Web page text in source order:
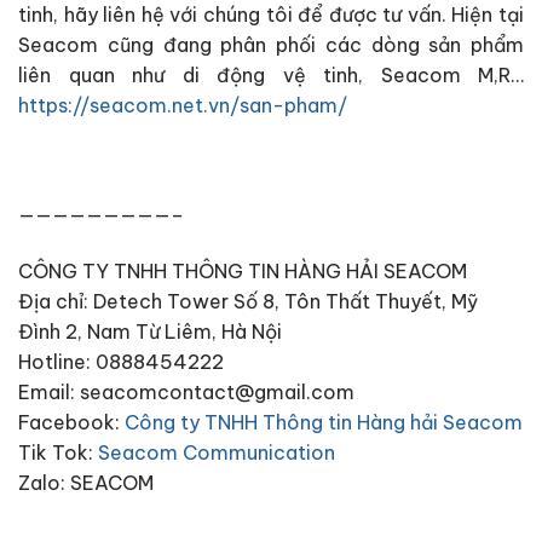
tinh, hãy liên hệ với chúng tôi để được tư vấn. Hiện tại
Seacom cũng đang phân phối các dòng sản phẩm
liên quan như di động vệ tinh, Seacom M,R…
https://seacom.net.vn/san-pham/
—————————–
CÔNG TY TNHH THÔNG TIN HÀNG HẢI SEACOM
Địa chỉ: Detech Tower Số 8, Tôn Thất Thuyết, Mỹ
Đình 2, Nam Từ Liêm, Hà Nội
Hotline: 0888454222
Email: seacomcontact@gmail.com
Facebook: Công ty TNHH Thông tin Hàng hải Seacom
Tik Tok: Seacom Communication
Zalo: SEACOM